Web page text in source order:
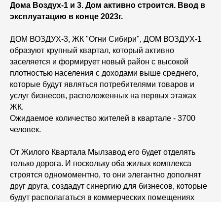
Дома Воздух-1 и 3. Дом активно строится. Ввод в
эксплуатацию в конце 2023г.
ДОМ ВОЗДУХ-3, ЖК "Огни Сибири", ДОМ ВОЗДУХ-1
образуют крупный квартал, который активно
заселяется и формирует новый район с высокой
плотностью населения с доходами выше среднего,
которые будут являться потребителями товаров и
услуг бизнесов, расположенных на первых этажах
ЖК.
Ожидаемое количество жителей в квартале - 3700
человек.
От Жилого Квартала Мылзавод его будет отделять
только дорога. И поскольку оба жилых комплекса
строятся одномоментно, то они элегантно дополнят
друг друга, создадут синергию для бизнесов, которые
будут располагаться в коммерческих помещениях